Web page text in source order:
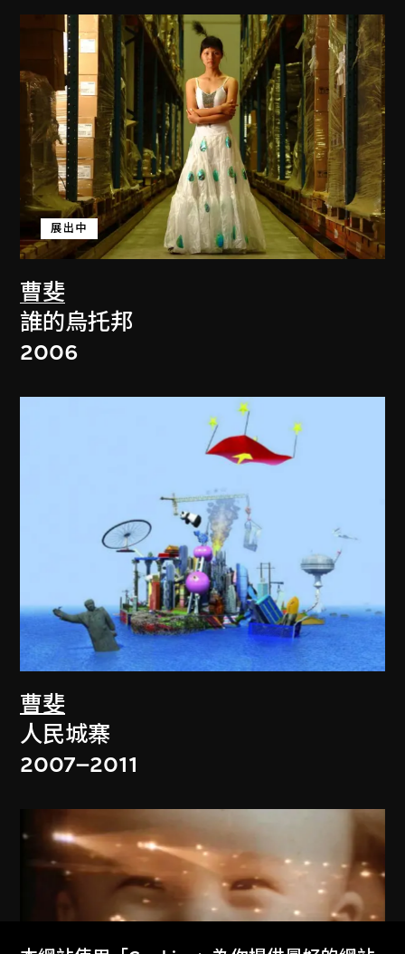
曹斐
展出中
誰的烏托邦
2006
曹斐
人民城寨
2007–2011